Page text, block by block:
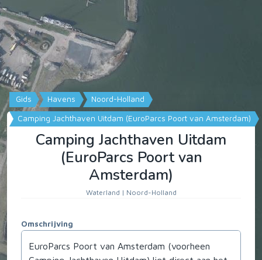
Gids Havens Noord-Holland
Camping Jachthaven Uitdam (EuroParcs Poort van Amsterdam)
Camping Jachthaven Uitdam
(EuroParcs Poort van
Amsterdam)
Waterland | Noord-Holland
Omschrijving